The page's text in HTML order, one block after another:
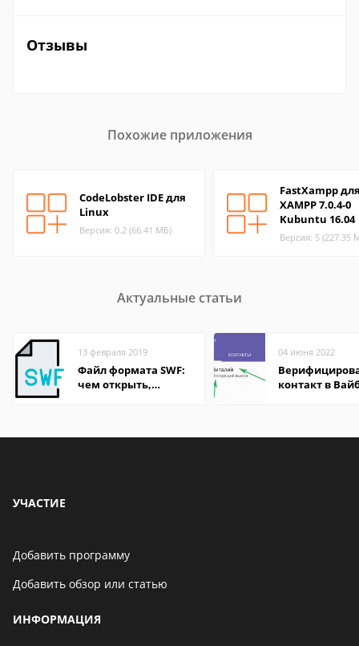
Отзывы
Похожие приложения
CodeLobster IDE для
Linux
Версия: 0.2 (66.41 МБ)
FastXampp
XAMPP 7.0.4-0
Kubuntu 16.04
Версия: 5 (227.35
Актуальные статьи
13 февраля 2019
Файл формата SWF:
чем открыть,
04 июня 2022
контакт в
УЧАСТИЕ
Добавить программу
Добавить обзор или статью
ИНФОРМАЦИЯ